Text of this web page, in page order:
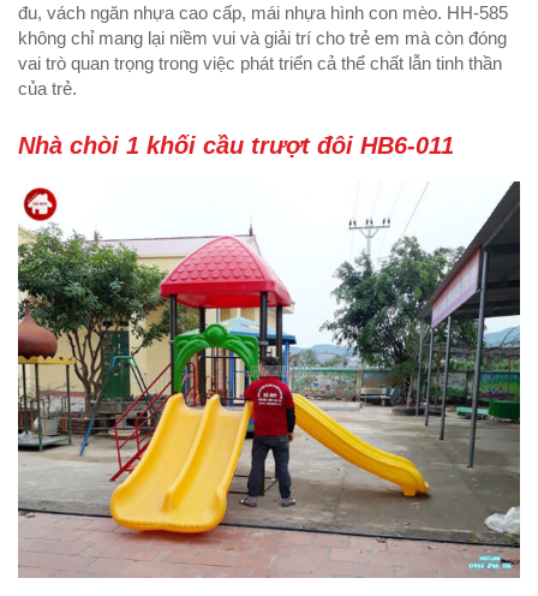
đu, vách ngăn nhựa cao cấp, mái nhựa hình con mèo. HH-585
không chỉ mang lại niềm vui và giải trí cho trẻ em mà còn đóng
vai trò quan trọng trong việc phát triển cả thể chất lẫn tinh thần
của trẻ.
Nhà chòi 1 khối cầu trượt đôi HB6-011